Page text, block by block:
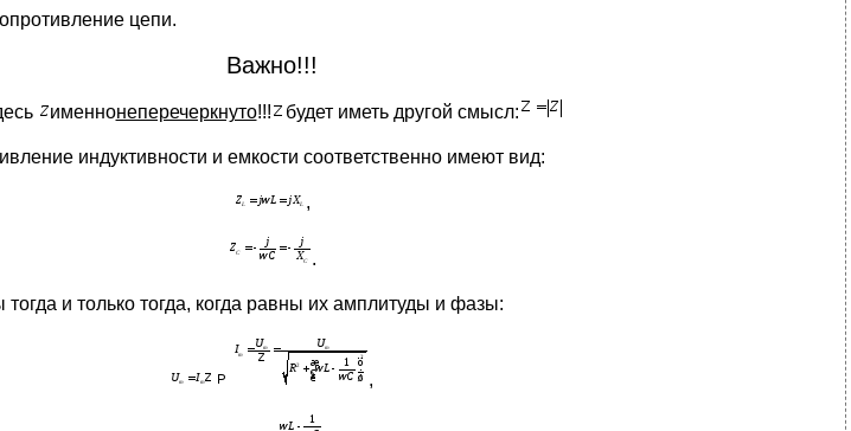
цепи.
Важно!!!
именнонеперечеркнуто!!! будет иметь другой смысл:
индуктивности и емкости соответственно имеют вид:
,
.
и только тогда, когда равны их амплитуды и фазы:
,